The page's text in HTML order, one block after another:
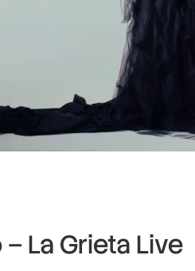
La Grieta Live